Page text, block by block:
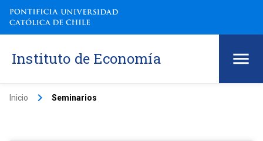
Instituto de Economía
Inicio keyboard_arrow_right Seminarios